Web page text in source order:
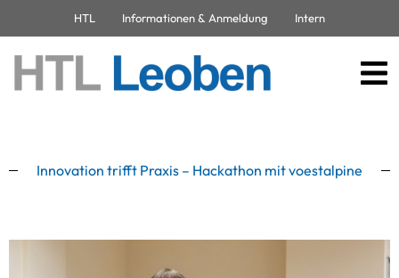
HTL Informationen & Anmeldung Intern
Innovation trifft Praxis – Hackathon mit voestalpine